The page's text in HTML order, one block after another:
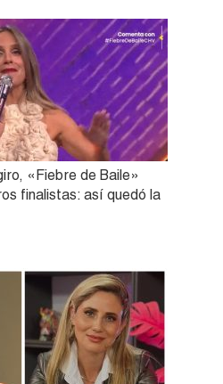
«Fiebre de Baile»
finalistas: así quedó la